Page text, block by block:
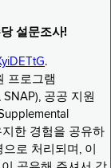
설문조사!
.
프로그램
공공 지원
지한 경험을 공유하
로 처리되며, 이